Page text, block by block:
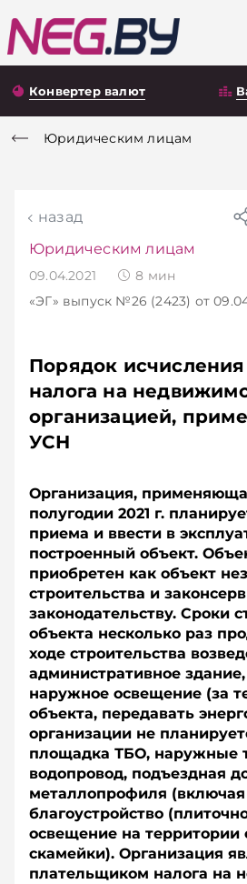
Конвертер валют
Юридическим лицам
назад
Юридическим лицам
09.04.2021 8 мин
«ЭГ» выпуск №26 (2423) от
Порядок
налога на
организацией,
УСН
Организация,
полугодии 2021 г.
приема и ввести в
построенный объект.
приобретен как объект
строительства и
законодательству. Сроки
объекта несколько раз
ходе строительства
административное
наружное освещение (за
объекта, передавать
организации не
площадка ТБО, наружные
водопровод, подъездная
металлопрофиля (включая
благоустройство
освещение на территории
скамейки). Организация
плательщиком налога на